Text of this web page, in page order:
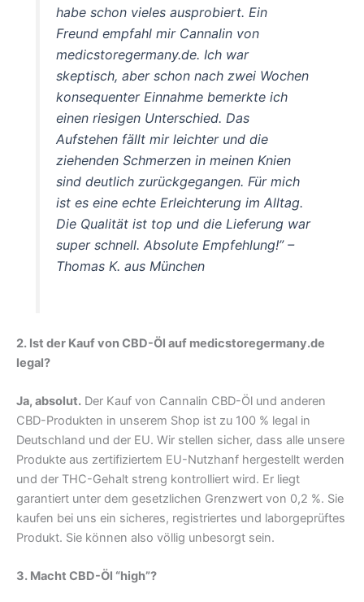
habe schon vieles ausprobiert. Ein
Freund empfahl mir Cannalin von
medicstoregermany.de. Ich war
skeptisch, aber schon nach zwei Wochen
konsequenter Einnahme bemerkte ich
einen riesigen Unterschied. Das
Aufstehen fällt mir leichter und die
ziehenden Schmerzen in meinen Knien
sind deutlich zurückgegangen. Für mich
ist es eine echte Erleichterung im Alltag.
Die Qualität ist top und die Lieferung war
super schnell. Absolute Empfehlung!”–
Thomas K. aus München
2. Ist der Kauf von CBD-Öl auf medicstoregermany.de
legal?
Ja, absolut. Der Kauf von Cannalin CBD-Öl und anderen
CBD-Produkten in unserem Shop ist zu 100 % legal in
Deutschland und der EU. Wir stellen sicher, dass alle unsere
Produkte aus zertifiziertem EU-Nutzhanf hergestellt werden
und der THC-Gehalt streng kontrolliert wird. Er liegt
garantiert unter dem gesetzlichen Grenzwert von 0,2 %. Sie
kaufen bei uns ein sicheres, registriertes und laborgeprüftes
Produkt. Sie können also völlig unbesorgt sein.
3. Macht CBD-Öl “high”?